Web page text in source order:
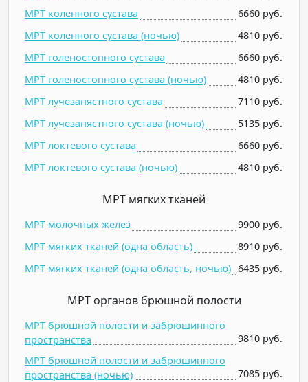
МРТ коленного сустава
6660 руб.
МРТ коленного сустава (ночью)
4810 руб.
МРТ голеностопного сустава
6660 руб.
МРТ голеностопного сустава (ночью)
4810 руб.
МРТ лучезапястного сустава
7110 руб.
МРТ лучезапястного сустава (ночью)
5135 руб.
МРТ локтевого сустава
6660 руб.
МРТ локтевого сустава (ночью)
4810 руб.
МРТ мягких тканей
МРТ молочных желез
9900 руб.
МРТ мягких тканей (одна область)
8910 руб.
МРТ мягких тканей (одна область, ночью) 6435 руб.
МРТ органов брюшной полости
МРТ брюшной полости и забрюшинного
пространства
9810 руб.
МРТ брюшной полости и забрюшинного
пространства (ночью)
7085 руб.